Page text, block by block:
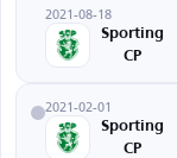
2021-08-18
Sporting
CP
2021-02-01
Sporting
CP